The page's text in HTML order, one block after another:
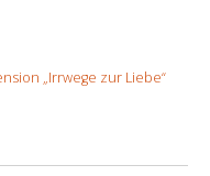
„Irrwege zur Liebe“